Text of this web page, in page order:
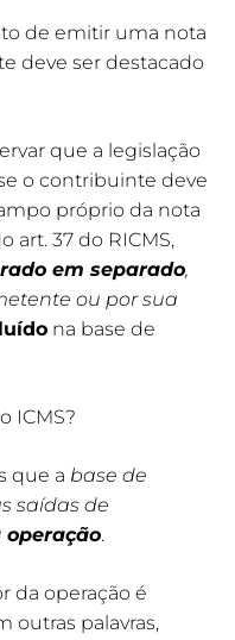
de emitir uma nota
deve ser destacado
que a legislação
o contribuinte deve
próprio da nota
art. 37 do RICMS,
em separado,
ou por sua
na base de
ICMS?
que a base de
saídas de
operação.
da operação é
outras palavras,